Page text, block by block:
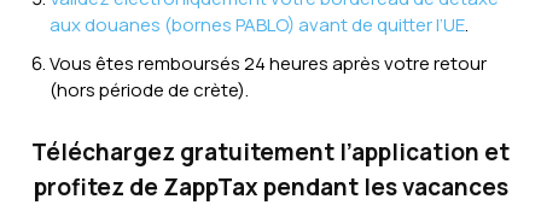
aux douanes (bornes PABLO) avant de quitter l’UE.
Vous êtes remboursés 24 heures après votre retour
(hors période de crète).
Téléchargez gratuitement l’application et
profitez de ZappTax pendant les vacances